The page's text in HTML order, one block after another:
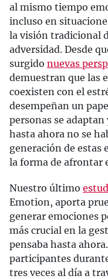
al mismo tiempo
incluso en
la visión tradicional
adversidad. Desde
surgido nuevas
demuestran que las
coexisten con el
desempeñan un
personas se
hasta ahora no se
generación de estas
la forma de afrontar
Nuestro último
Emotion, aporta
generar emociones
más crucial en la
pensaba hasta
participantes
tres veces al día a